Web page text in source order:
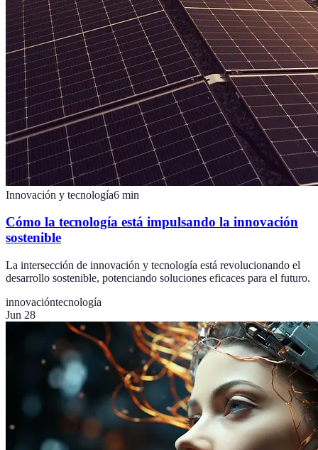
Innovación y tecnología6 min
Cómo la tecnología está impulsando la innovación
sostenible
La intersección de innovación y tecnología está revolucionando el
desarrollo sostenible, potenciando soluciones eficaces para el futuro.
innovacióntecnología
Jun 28